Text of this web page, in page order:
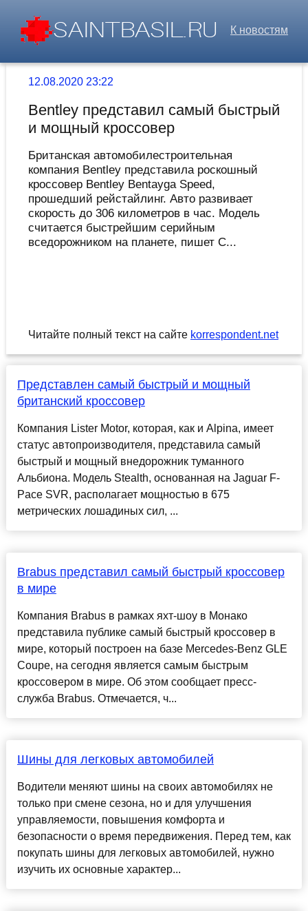
К новостям
12.08.2020 23:22
Bentley представил самый быстрый
и мощный кроссовер
Британская автомобилестроительная
компания Bentley представила роскошный
кроссовер Bentley Bentayga Speed,
прошедший рейстайлинг. Авто развивает
скорость до 306 километров в час. Модель
считается быстрейшим серийным
вседорожником на планете, пишет C...
Читайте полный текст на сайте korrespondent.net
Представлен самый быстрый и мощный
британский кроссовер
Компания Lister Motor, которая, как и Alpina, имеет
статус автопроизводителя, представила самый
быстрый и мощный внедорожник туманного
Альбиона. Модель Stealth, основанная на Jaguar F-
Pace SVR, располагает мощностью в 675
метрических лошадиных сил, ...
Brabus представил самый быстрый кроссовер
в мире
Компания Brabus в рамках яхт-шоу в Монако
представила публике самый быстрый кроссовер в
мире, который построен на базе Mercedes-Benz GLE
Coupe, на сегодня является самым быстрым
кроссовером в мире. Об этом сообщает пресс-
служба Brabus. Отмечается, ч...
Шины для легковых автомобилей
Водители меняют шины на своих автомобилях не
только при смене сезона, но и для улучшения
управляемости, повышения комфорта и
безопасности о время передвижения. Перед тем, как
покупать шины для легковых автомобилей, нужно
изучить их основные характер...